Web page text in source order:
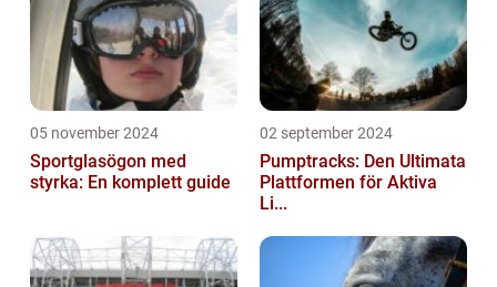
05 november 2024
Sportglasögon med
styrka: En komplett guide
02 september 2024
Pumptracks: Den Ultimata
Plattformen för Aktiva
Li...